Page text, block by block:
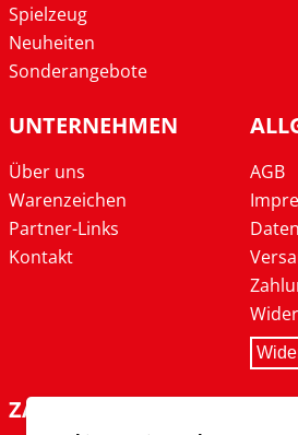
Spielzeug
Neuheiten
Sonderangebote
UNTERNEHMEN
Über uns
Warenzeichen
Partner-Links
Kontakt
AGB
ZAHLARTEN